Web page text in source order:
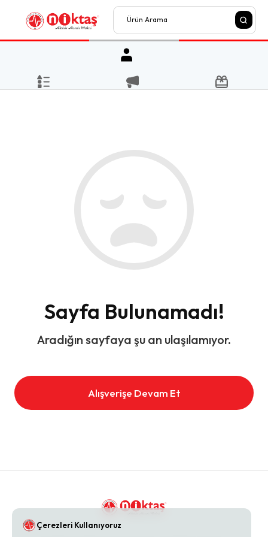
Sayfa Bulunamadı!
Aradığın sayfaya şu an ulaşılamıyor.
Alışverişe Devam Et
Çerezleri Kullanıyoruz